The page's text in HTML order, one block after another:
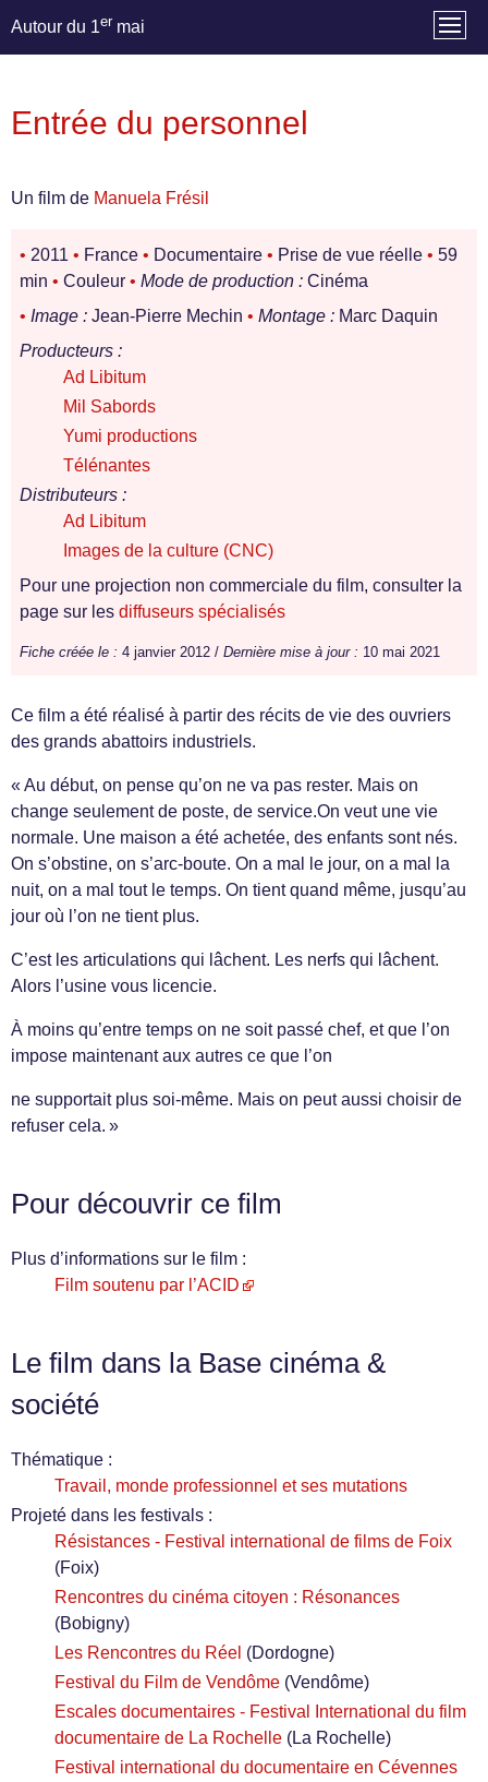
Autour du 1er mai
Entrée du personnel
Un film de Manuela Frésil
• 2011 • France • Documentaire • Prise de vue réelle • 59
min • Couleur • Mode de production : Cinéma
• Image : Jean-Pierre Mechin • Montage : Marc Daquin
Producteurs :
Ad Libitum
Mil Sabords
Yumi productions
Télénantes
Distributeurs :
Ad Libitum
Images de la culture (CNC)
Pour une projection non commerciale du film, consulter la
page sur les diffuseurs spécialisés
Fiche créée le : 4 janvier 2012 / Dernière mise à jour : 10 mai 2021
Ce film a été réalisé à partir des récits de vie des ouvriers
des grands abattoirs industriels.
« Au début, on pense qu’on ne va pas rester. Mais on
change seulement de poste, de service.On veut une vie
normale. Une maison a été achetée, des enfants sont nés.
On s’obstine, on s’arc-boute. On a mal le jour, on a mal la
nuit, on a mal tout le temps. On tient quand même, jusqu’au
jour où l’on ne tient plus.
C’est les articulations qui lâchent. Les nerfs qui lâchent.
Alors l’usine vous licencie.
À moins qu’entre temps on ne soit passé chef, et que l’on
impose maintenant aux autres ce que l’on
ne supportait plus soi-même. Mais on peut aussi choisir de
refuser cela. »
Pour découvrir ce film
Plus d’informations sur le film :
Film soutenu par l’ACID
Le film dans la Base cinéma &
société
Thématique :
Travail, monde professionnel et ses mutations
Projeté dans les festivals :
Résistances - Festival international de films de Foix
(Foix)
Rencontres du cinéma citoyen : Résonances
(Bobigny)
Les Rencontres du Réel (Dordogne)
Festival du Film de Vendôme (Vendôme)
Escales documentaires - Festival International du film
documentaire de La Rochelle (La Rochelle)
Festival international du documentaire en Cévennes